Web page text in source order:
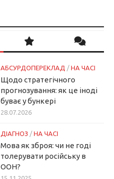
АБСУРДОПЕРЕКЛАД / НА ЧАСІ
Щодо стратегічного
прогнозування: як це іноді
буває у бункері
28.07.2026
ДІАГНОЗ / НА ЧАСІ
Мова як зброя: чи не годі
толерувати російську в
ООН?